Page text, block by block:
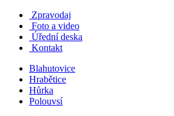
Zpravodaj
Foto a video
Úřední deska
Kontakt
Blahutovice
Hrabětice
Hůrka
Polouvsí